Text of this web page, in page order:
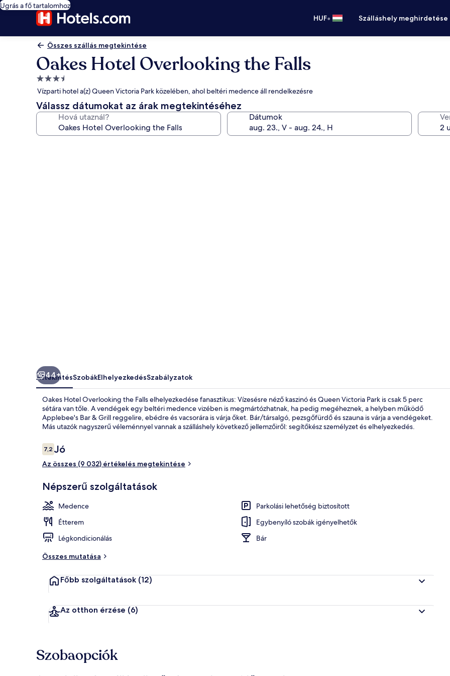
Ugrás a fő tartalomhoz
HUF• Szálláshely meghirdetése
Összes szállás megtekintése
Oakes Hotel Overlooking the Falls
3.5
csillagos
szálláshely
Vízparti hotel a(z) Queen Victoria Park közelében, ahol beltéri medence áll rendelkezésre
Válassz dátumokat az árak megtekintéséhez
Hová utaznál? Dátumok
Tower
44+
ÁttekintésSzobákElhelyezkedésSzabályzatok
Oakes Hotel Overlooking the Falls elhelyezkedése fanasztikus: Vízesésre néző kaszinó és Queen Victoria Park is csak 5 perc
sétára van tőle. A vendégek egy beltéri medence vizében is megmártózhatnak, ha pedig megéheznek, a helyben működő
Applebee's Bar & Grill reggelire, ebédre és vacsorára is várja őket. Bár/társalgó, pezsgőfürdő és szauna is várja a vendégeket.
Más utazók nagyszerű véleménnyel vannak a szálláshely következő jellemzőiről: segítőkész személyzet és elhelyezkedés.
Értékelések
7,27,2 ennyiből: 10
Jó
Az összes (9 032) értékelés megtekintése
Népszerű szolgáltatások
Medence
Parkolási lehetőség biztosított
Étterem
Egybenyíló szobák igényelhetők
Légkondicionálás
Bár
Összes mutatása
Főbb szolgáltatások (12)
Az otthon érzése (6)
Szobaopciók